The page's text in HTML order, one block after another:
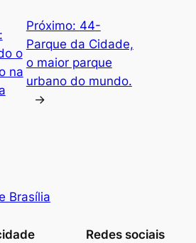
o
na
Próximo: 44-
Parque da Cidade,
o maior parque
urbano do mundo.
→
Brasília
Redes sociais